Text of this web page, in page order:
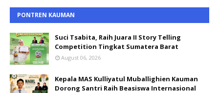
PONTREN KAUMAN
Suci Tsabita, Raih Juara II Story Telling
Competition Tingkat Sumatera Barat
August 06, 2026
Kepala MAS Kulliyatul Muballighien Kauman
Dorong Santri Raih Beasiswa Internasional